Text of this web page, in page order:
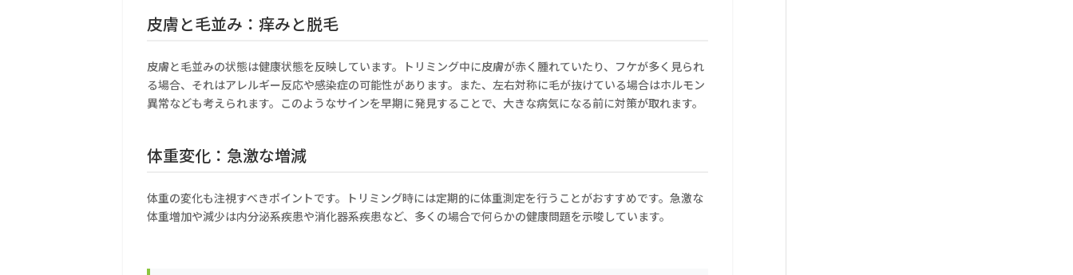
皮膚と毛並み：痒みと脱毛
皮膚と毛並みの状態は健康状態を反映しています。トリミング中に皮膚が赤く腫れていたり、フケが多く見られ
る場合、それはアレルギー反応や感染症の可能性があります。また、左右対称に毛が抜けている場合はホルモン
異常なども考えられます。このようなサインを早期に発見することで、大きな病気になる前に対策が取れます。
体重変化：急激な増減
体重の変化も注視すべきポイントです。トリミング時には定期的に体重測定を行うことがおすすめです。急激な
体重増加や減少は内分泌系疾患や消化器系疾患など、多くの場合で何らかの健康問題を示唆しています。